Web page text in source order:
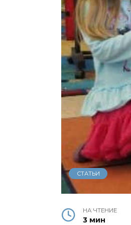
СТАТЬИ
НА ЧТЕНИЕ
3 мин